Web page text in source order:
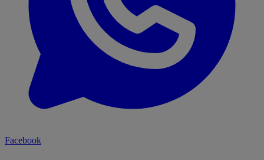
Facebook